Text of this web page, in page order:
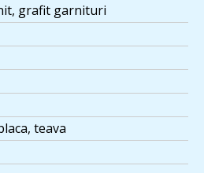
grafit garnituri
teava